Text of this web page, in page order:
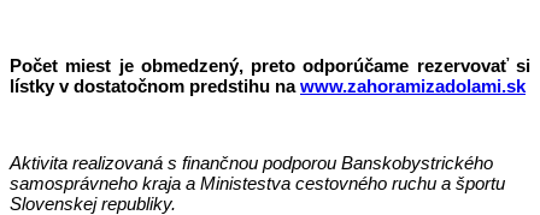
Počet miest je obmedzený, preto odporúčame rezervovať si
lístky v dostatočnom predstihu nawww.zahoramizadolami.sk
Aktivita realizovaná s finančnou podporou Banskobystrického
samosprávneho kraja a Ministestva cestovného ruchu a športu
Slovenskej republiky.